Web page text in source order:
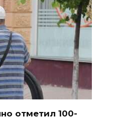
отметил 100-